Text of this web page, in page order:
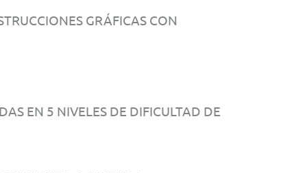
GRÁFICAS CON
EN 5 NIVELES DE DIFICULTAD DE